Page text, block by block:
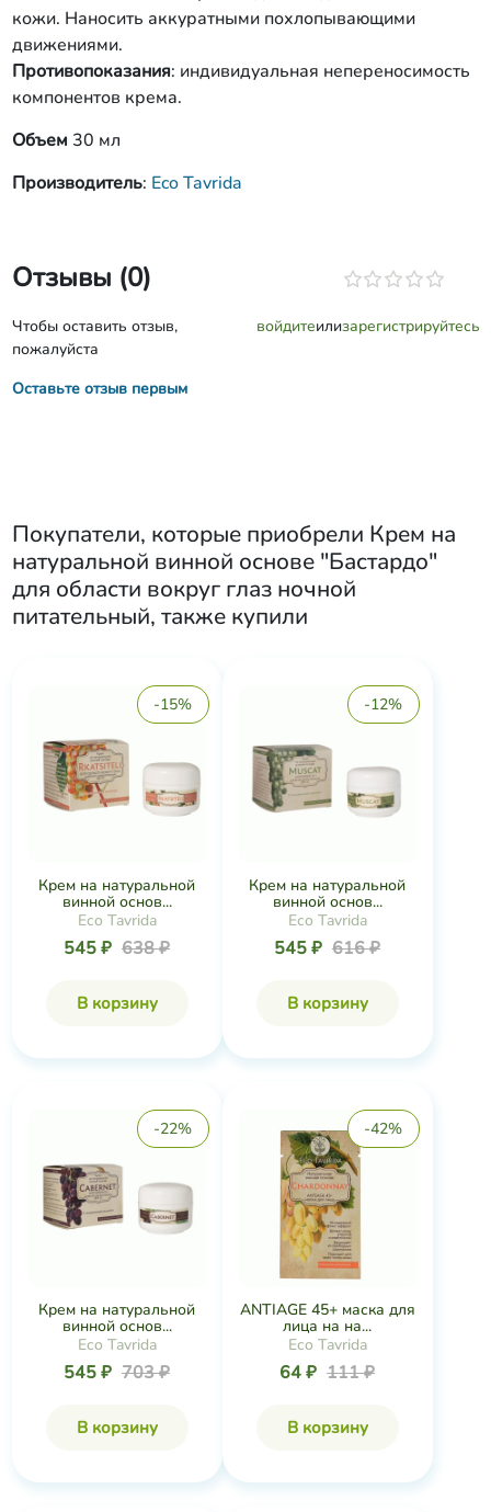
кожи. Наносить аккуратными похлопывающими
движениями.
Противопоказания: индивидуальная непереносимость
компонентов крема.
Объем 30 мл
Производитель: Eco Tavrida
Отзывы (0)
Чтобы оставить отзыв,
пожалуйста
войдитеилизарегистрируйтесь
Оставьте отзыв первым
Покупатели, которые приобрели Крем на
натуральной винной основе "Бастардо"
для области вокруг глаз ночной
питательный, также купили
-15%
Крем на натуральной
винной основ...
Eco Tavrida
545 ₽ 638 ₽
В корзину
-12%
Крем на натуральной
винной основ...
Eco Tavrida
545 ₽ 616 ₽
В корзину
-22%
Крем на натуральной
винной основ...
Eco Tavrida
545 ₽ 703 ₽
В корзину
-42%
ANTIAGE 45+ маска для
лица на на...
Eco Tavrida
64 ₽ 111 ₽
В корзину